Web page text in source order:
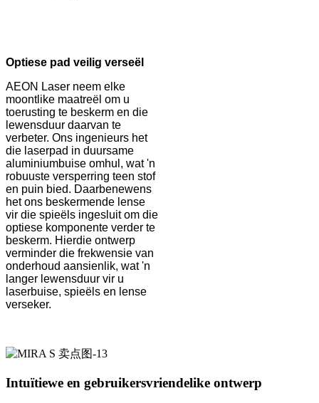
Optiese pad veilig verseël
AEON Laser neem elke
moontlike maatreël om u
toerusting te beskerm en die
lewensduur daarvan te
verbeter. Ons ingenieurs het
die laserpad in duursame
aluminiumbuise omhul, wat 'n
robuuste versperring teen stof
en puin bied. Daarbenewens
het ons beskermende lense
vir die spieëls ingesluit om die
optiese komponente verder te
beskerm. Hierdie ontwerp
verminder die frekwensie van
onderhoud aansienlik, wat 'n
langer lewensduur vir u
laserbuise, spieëls en lense
verseker.
Intuïtiewe en gebruikersvriendelike ontwerp